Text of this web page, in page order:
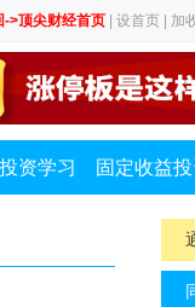
->顶尖财经首页 设首页 加
资学习 固定收益